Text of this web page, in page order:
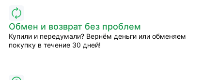
Обмен и возврат без проблем
Купили и передумали? Вернём деньги или обменяем
покупку в течение 30 дней!